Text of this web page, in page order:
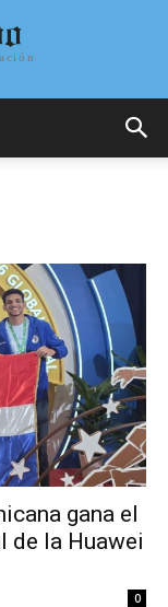
gana el
de la Huawei
0